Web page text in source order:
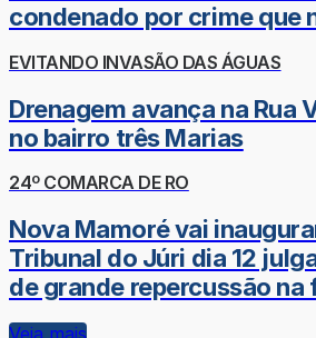
condenado por crime que
EVITANDO INVASÃO DAS ÁGUAS
Drenagem avança na Rua
no bairro três Marias
24º COMARCA DE RO
Nova Mamoré vai
Tribunal do Júri dia 12
de grande repercussão na
Veja mais